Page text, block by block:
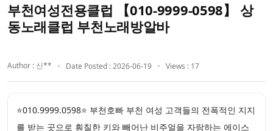
부천여성전용클럽 【010-9999-0598】 상
동노래클럽 부천노래방알바
Author : 신** Date Posted : 2026-06-19 Views : 17
⭐010.9999.0598⭐ 부천호빠 부천 여성 고객들의 전폭적인 지지
를 받는 곳으로 훤칠한 키와 빼어난 비주얼을 자랑하는 에이스